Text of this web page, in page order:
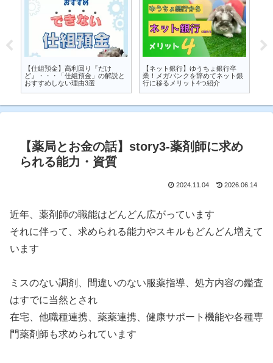
【仕組預金】高利回り『だけ
ど』・・・「仕組預金」の解説と
おすすめしない理由3選
【ネット銀行】ゆうちょ銀行卒
業！メガバンクを辞めてネット銀
行に移るメリット4つ紹介
【薬局とお金の話】story3-薬剤師に求め
られる能力・資質
2024.11.04 2026.06.14
近年、薬剤師の職能はどんどん広がっています
それに伴って、求められる能力やスキルもどんどん増えて
います
ミスのない調剤、間違いのない服薬指導、処方内容の鑑査
はすでに当然とされ
在宅、他職種連携、薬薬連携、健康サポート機能や各種専
門薬剤師も求められています